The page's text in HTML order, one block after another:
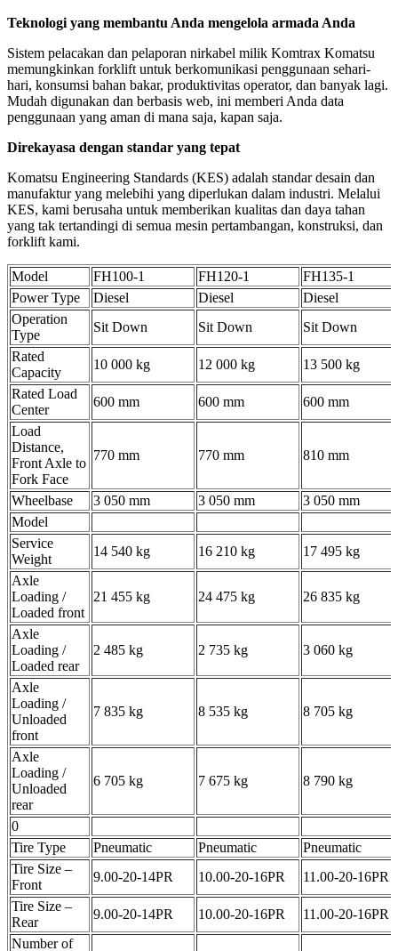
Teknologi yang membantu Anda mengelola armada Anda
Sistem pelacakan dan pelaporan nirkabel milik Komtrax Komatsu
memungkinkan forklift untuk berkomunikasi penggunaan sehari-
hari, konsumsi bahan bakar, produktivitas operator, dan banyak lagi.
Mudah digunakan dan berbasis web, ini memberi Anda data
penggunaan yang aman di mana saja, kapan saja.
Direkayasa dengan standar yang tepat
Komatsu Engineering Standards (KES) adalah standar desain dan
manufaktur yang melebihi yang diperlukan dalam industri. Melalui
KES, kami berusaha untuk memberikan kualitas dan daya tahan
yang tak tertandingi di semua mesin pertambangan, konstruksi, dan
forklift kami.
Model FH100-1 FH120-1
FH135-1
Power Type
Diesel Diesel
Diesel
Operation
Type
Sit Down Sit Down
Sit Down
Rated
Capacity
10 000 kg 12 000 kg
13 500 kg
Rated Load
Center
600 mm 600 mm
600 mm
Load
Distance,
Front Axle to
Fork Face
770 mm 770 mm 810 mm
Wheelbase 3 050 mm 3 050 mm
3 050 mm
Model
Service
Weight
14 540 kg 16 210 kg
17 495 kg
Axle
Loading /
Loaded front
21 455 kg 24 475 kg 26 835 kg
Axle
Loading /
Loaded rear
2 485 kg 2 735 kg 3 060 kg
Axle
Loading /
Unloaded
front
7 835 kg 8 535 kg 8 705 kg
Axle
Loading /
Unloaded
rear
6 705 kg 7 675 kg 8 790 kg
0
Tire Type
Pneumatic Pneumatic
Pneumatic
Tire Size –
Front
9.00-20-14PR 10.00-20-16PR
11.00-20-16PR
Tire Size –
Rear
9.00-20-14PR 10.00-20-16PR
11.00-20-16PR
Number of